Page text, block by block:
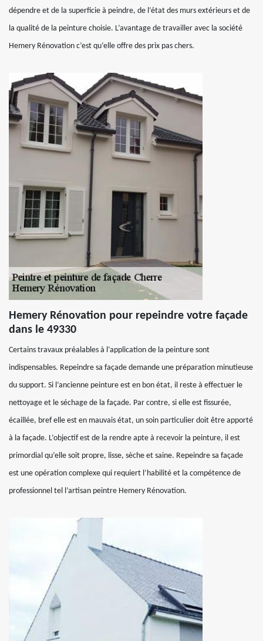
dépendre et de la superficie à peindre, de l’état des murs extérieurs et de
la qualité de la peinture choisie. L’avantage de travailler avec la société
Hemery Rénovation c’est qu’elle offre des prix pas chers.
Hemery Rénovation pour repeindre votre façade
dans le 49330
Certains travaux préalables à l’application de la peinture sont
indispensables. Repeindre sa façade demande une préparation minutieuse
du support. Si l’ancienne peinture est en bon état, il reste à effectuer le
nettoyage et le séchage de la façade. Par contre, si elle est fissurée,
écaillée, bref elle est en mauvais état, un soin particulier doit être apporté
à la façade. L’objectif est de la rendre apte à recevoir la peinture, il est
primordial qu’elle soit propre, lisse, sèche et saine. Repeindre sa façade
est une opération complexe qui requiert l’habilité et la compétence de
professionnel tel l’artisan peintre Hemery Rénovation.